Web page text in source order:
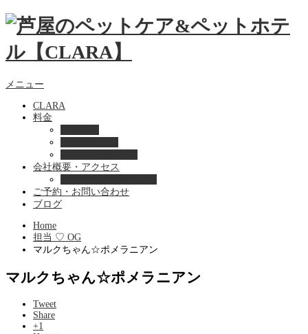
メニュー
CLARA
料金
会社概要・アクセス
ご予約・お問い合わせ
ブログ
Home
担当 ♡ OG
マルクちゃん☆ポメラニアン
マルクちゃん☆ポメラニアン
Tweet
Share
+1